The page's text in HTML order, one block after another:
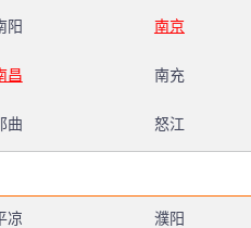
阳 南京
昌 南充
曲 怒江
凉 濮阳